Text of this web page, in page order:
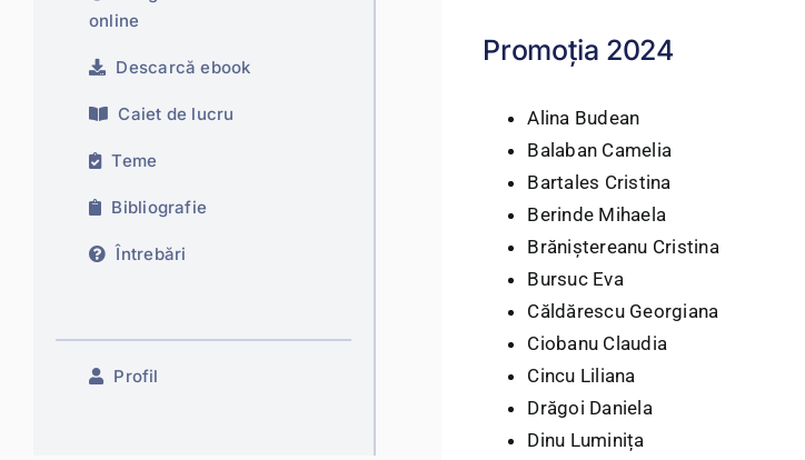
Promoția 2024
Alina Budean
Balaban Camelia
Bartales Cristina
Berinde Mihaela
Brăniștereanu Cristina
Bursuc Eva
Căldărescu Georgiana
Ciobanu Claudia
Cincu Liliana
Drăgoi Daniela
Dinu Luminița
online
Descarcă ebook
Caiet de lucru
Teme
Bibliografie
Întrebări
Profil